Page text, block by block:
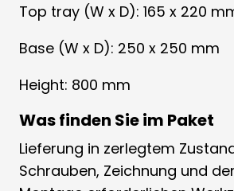
Top tray (W x D): 165 x 220
Base (W x D): 250 x 250 mm
Height: 800 mm
Was finden Sie im Paket
Lieferung in zerlegtem
Schrauben, Zeichnung und